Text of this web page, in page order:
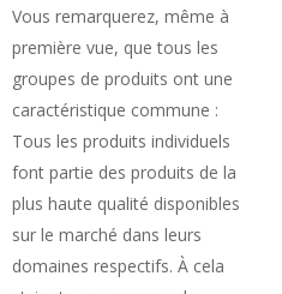
Vous remarquerez, même à
première vue, que tous les
groupes de produits ont une
caractéristique commune :
Tous les produits individuels
font partie des produits de la
plus haute qualité disponibles
sur le marché dans leurs
domaines respectifs. À cela